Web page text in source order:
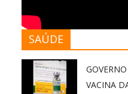
SAÚDE
VACINA